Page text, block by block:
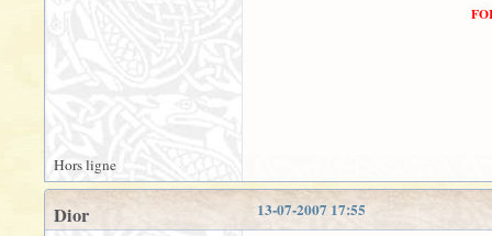
Hors ligne
13-07-2007 17:55
Dior